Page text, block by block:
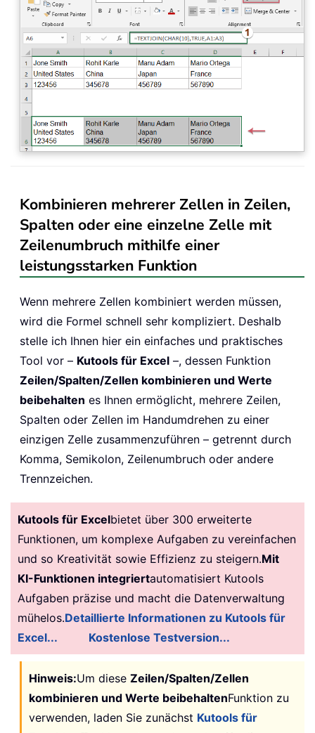
Kombinieren mehrerer Zellen in Zeilen,
Spalten oder eine einzelne Zelle mit
Zeilenumbruch mithilfe einer
leistungsstarken Funktion
Wenn mehrere Zellen kombiniert werden müssen,
wird die Formel schnell sehr kompliziert. Deshalb
stelle ich Ihnen hier ein einfaches und praktisches
Tool vor – Kutools für Excel –, dessen Funktion
Zeilen/Spalten/Zellen kombinieren und Werte
beibehalten es Ihnen ermöglicht, mehrere Zeilen,
Spalten oder Zellen im Handumdrehen zu einer
einzigen Zelle zusammenzuführen – getrennt durch
Komma, Semikolon, Zeilenumbruch oder andere
Trennzeichen.
Kutools für Excelbietet über 300 erweiterte
Funktionen, um komplexe Aufgaben zu vereinfachen
und so Kreativität sowie Effizienz zu steigern.Mit
KI-Funktionen integriertautomatisiert Kutools
Aufgaben präzise und macht die Datenverwaltung
mühelos.Detaillierte Informationen zu Kutools für
Excel...
Kostenlose Testversion...
Hinweis:Um diese Zeilen/Spalten/Zellen
kombinieren und Werte beibehaltenFunktion zu
verwenden, laden Sie zunächst Kutools für